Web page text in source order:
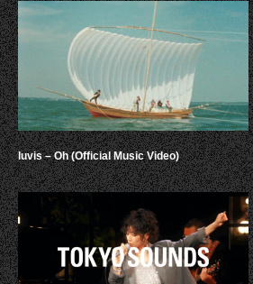
luvis – Oh (Official Music Video)